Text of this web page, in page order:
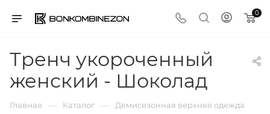
0
Тренч укороченный
женский - Шоколад
Главная — Каталог — Демисезонная верхняя одежда